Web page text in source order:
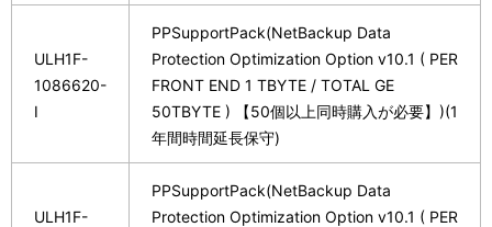
ULH1F-
1086620-
I
PPSupportPack(NetBackup Data
Protection Optimization Option v10.1 ( PER
FRONT END 1 TBYTE / TOTAL GE
50TBYTE ) 【50個以上同時購入が必要】)(1
年間時間延長保守)
ULH1F-
PPSupportPack(NetBackup Data
Protection Optimization Option v10.1 ( PER